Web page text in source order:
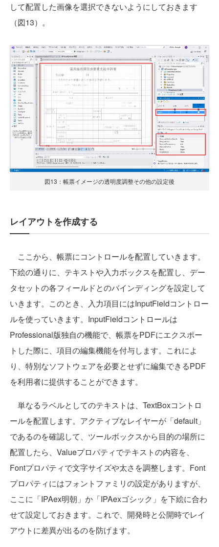
して配置した画像を選択できないようにしておきます
（図13）。
図13：帳票イメージの透明度調整その他の設定後
レイアウトを作成する
ここから、帳票にコントロールを配置していきます。
下絵の通りに、テキストや入力ボックスを配置し、デー
タセットの各フィールドとのバインディングを設定して
いきます。このとき、入力項目にはInputFieldコントロー
ルを使っていきます。InputFieldコントロールは
Professional版独自の機能で、帳票をPDFにエクスポー
トした際に、項目の編集機能を付与します。これによ
り、特別なソフトウェアを必要とせずに編集できるPDF
を利用者に提供することができます。
単なるラベルとしてのテキストは、TextBoxコントロ
ールを配置します。アクティブなレイヤーが「default」
であるのを確認して、ツールボックスから目的の場所に
配置したら、Valueプロパティでテキストの内容を、
Fontプロパティで文字サイズや太さを調整します。Font
プロパティにはフォントファミリの設定がありますが、
ここに「IPAex明朝」か「IPAexゴシック」を下絵に合わ
せて設定しておきます。これで、開発時と公開時でレイ
アウトに差異が出るのを防げます。